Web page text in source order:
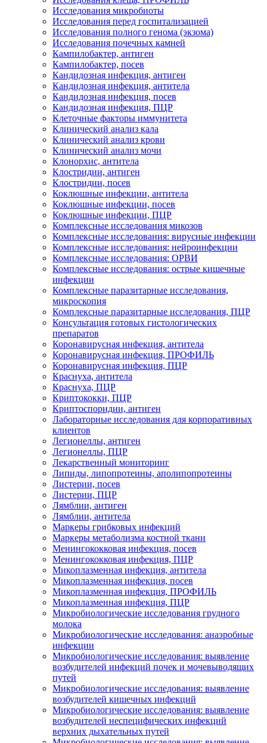
Исследования микробиоты
Исследования перед госпитализацией
Исследования полного генома (экзома)
Исследования почечных камней
Кампилобактер, антиген
Кампилобактер, посев
Кандидозная инфекция, антиген
Кандидозная инфекция, антитела
Кандидозная инфекция, посев
Кандидозная инфекция, ПЦР
Клеточные факторы иммунитета
Клинический анализ кала
Клинический анализ крови
Клинический анализ мочи
Клонорхис, антитела
Клостридии, антиген
Клостридии, посев
Коклюшные инфекции, антитела
Коклюшные инфекции, посев
Коклюшные инфекции, ПЦР
Комплексные исследования микозов
Комплексные исследования: вирусные инфекции
Комплексные исследования: нейроинфекции
Комплексные исследования: ОРВИ
Комплексные исследования: острые кишечные
инфекции
Комплексные паразитарные исследования,
микроскопия
Комплексные паразитарные исследования, ПЦР
Консультация готовых гистологических
препаратов
Коронавирусная инфекция, антитела
Коронавирусная инфекция, ПРОФИЛЬ
Коронавирусная инфекция, ПЦР
Краснуха, антитела
Краснуха, ПЦР
Криптококки, ПЦР
Криптоспоридии, антиген
Лабораторные исследования для корпоративных
клиентов
Легионеллы, антиген
Легионеллы, ПЦР
Лекарственный мониторинг
Липиды, липопротеины, аполипопротеины
Листерии, посев
Листерии, ПЦР
Лямблии, антиген
Лямблии, антитела
Маркеры грибковых инфекций
Маркеры метаболизма костной ткани
Менингококковая инфекция, посев
Менингококковая инфекция, ПЦР
Микоплазменная инфекция, антитела
Микоплазменная инфекция, посев
Микоплазменная инфекция, ПРОФИЛЬ
Микоплазменная инфекция, ПЦР
Микробиологические исследования грудного
молока
Микробиологические исследования: анаэробные
инфекции
Микробиологические исследования: выявление
возбудителей инфекций почек и мочевыводящих
путей
Микробиологические исследования: выявление
возбудителей кишечных инфекций
Микробиологические исследования: выявление
возбудителей неспецифических инфекций
верхних дыхательных путей